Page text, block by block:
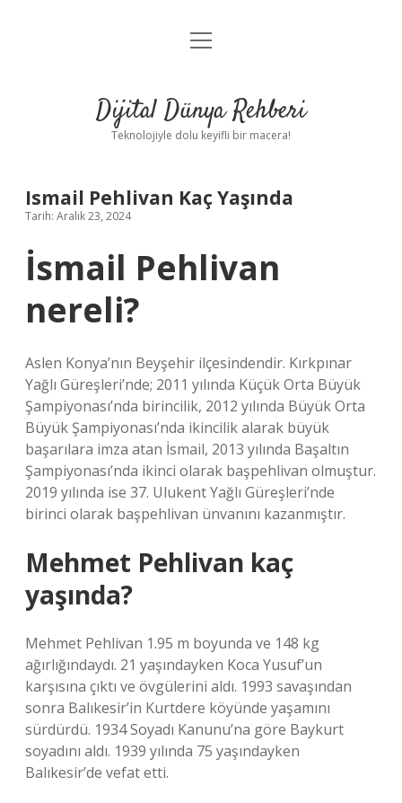
Anasayfa
Yasal Uyarı
menüyü
Dijital Dünya Rehberi
Teknolojiyle dolu keyifli bir macera!
Ismail Pehlivan Kaç Yaşında
Tarih: Aralık 23, 2024
İsmail Pehlivan
nereli?
Aslen Konya’nın Beyşehir ilçesindendir. Kırkpınar
Yağlı Güreşleri’nde; 2011 yılında Küçük Orta Büyük
Şampiyonası’nda birincilik, 2012 yılında Büyük Orta
Büyük Şampiyonası’nda ikincilik alarak büyük
başarılara imza atan İsmail, 2013 yılında Başaltın
Şampiyonası’nda ikinci olarak başpehlivan olmuştur.
2019 yılında ise 37. Ulukent Yağlı Güreşleri’nde
birinci olarak başpehlivan ünvanını kazanmıştır.
Mehmet Pehlivan kaç
yaşında?
Mehmet Pehlivan 1.95 m boyunda ve 148 kg
ağırlığındaydı. 21 yaşındayken Koca Yusuf’un
karşısına çıktı ve övgülerini aldı. 1993 savaşından
sonra Balıkesir’in Kurtdere köyünde yaşamını
sürdürdü. 1934 Soyadı Kanunu’na göre Baykurt
soyadını aldı. 1939 yılında 75 yaşındayken
Balıkesir’de vefat etti.